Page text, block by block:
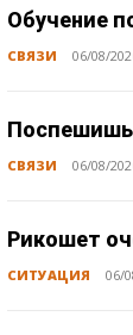
Обучение
СВЯЗИ 06/08/
СВЯЗИ 06/08/
Рикошет
СИТУАЦИЯ 06/